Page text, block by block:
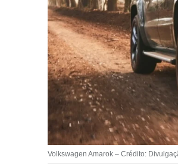
Volkswagen Amarok – Crédito: